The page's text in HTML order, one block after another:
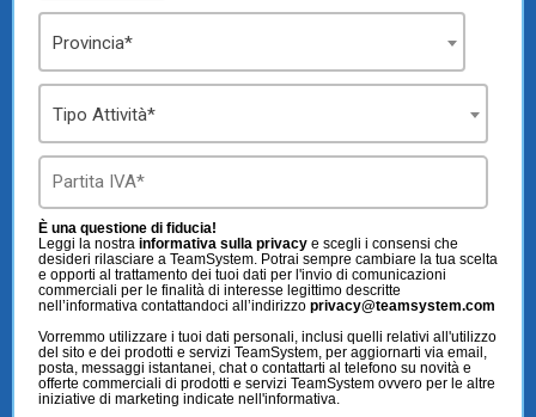
Provincia*
Tipo Attività*
È una questione di fiducia!
Leggi la nostra informativa sulla privacy e scegli i consensi che
desideri rilasciare a TeamSystem. Potrai sempre cambiare la tua scelta
e opporti al trattamento dei tuoi dati per l'invio di comunicazioni
commerciali per le finalità di interesse legittimo descritte
nell’informativa contattandoci all’indirizzo privacy@teamsystem.com
Vorremmo utilizzare i tuoi dati personali, inclusi quelli relativi all'utilizzo
del sito e dei prodotti e servizi TeamSystem, per aggiornarti via email,
posta, messaggi istantanei, chat o contattarti al telefono su novità e
offerte commerciali di prodotti e servizi TeamSystem ovvero per le altre
iniziative di marketing indicate nell'informativa.